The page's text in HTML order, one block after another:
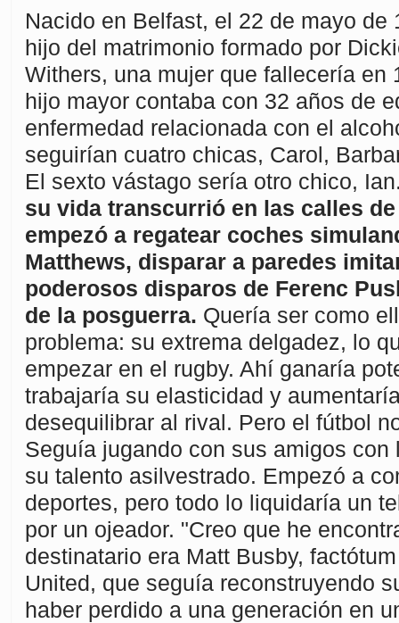
Nacido en Belfast, el 22 de mayo de
hijo del matrimonio formado por
Withers, una mujer que fallecería en
hijo mayor contaba con 32 años de
enfermedad relacionada con el
seguirían cuatro chicas, Carol,
El sexto vástago sería otro chico,
su vida transcurrió en las calles
empezó a regatear coches
Matthews, disparar a paredes
poderosos disparos de Ferenc
de la posguerra. Quería ser como
problema: su extrema delgadez, lo
empezar en el rugby. Ahí ganaría
trabajaría su elasticidad y
desequilibrar al rival. Pero el fútbol
Seguía jugando con sus amigos con
su talento asilvestrado. Empezó a
deportes, pero todo lo liquidaría un
por un ojeador. "Creo que he
destinatario era Matt Busby,
United, que seguía reconstruyendo
haber perdido a una generación en